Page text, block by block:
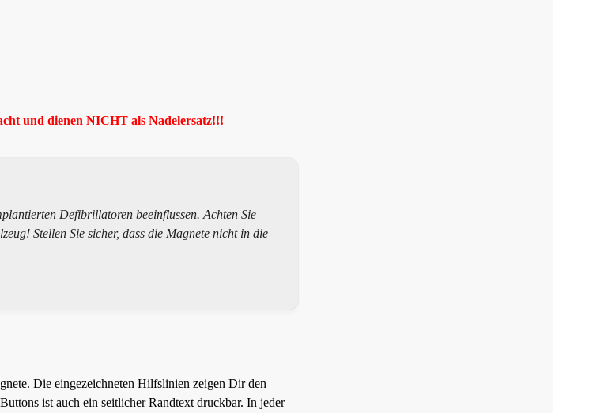
und dienen NICHT als Nadelersatz!!!
Defibrillatoren beeinflussen. Achten Sie
Stellen Sie sicher, dass die Magnete nicht in die
Die eingezeichneten Hilfslinien zeigen Dir den
ist auch ein seitlicher Randtext druckbar. In jeder